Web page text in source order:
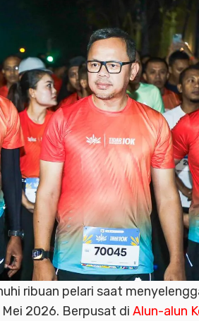
ribuan pelari saat
2026. Berpusat di Alun-alun